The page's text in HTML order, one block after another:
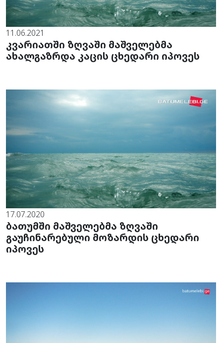
11.06.2021
კვარიათში ზღვაში მაშველებმა
ახალგაზრდა კაცის ცხედარი იპოვეს
17.07.2020
ბათუმში მაშველებმა ზღვაში
გაუჩინარებული მოზარდის ცხედარი
იპოვეს